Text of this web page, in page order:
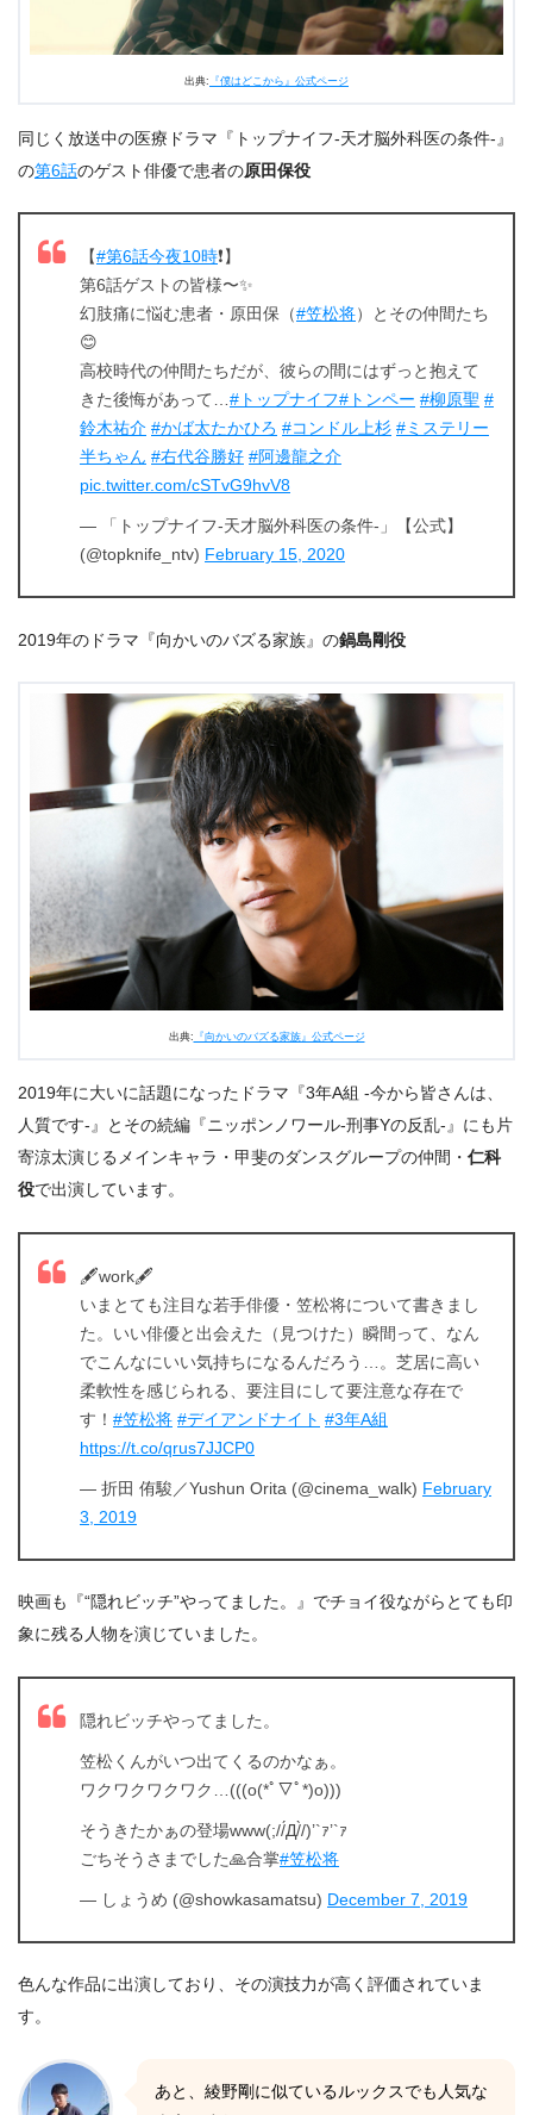
出典: 『僕はどこから』公式ページ
同じく放送中の医療ドラマ『トップナイフ-天才脳外科医の条件-』
の第6話のゲスト俳優で患者の原田保役
【#第6話今夜10時❗】
第6話ゲストの皆様〜✨
幻肢痛に悩む患者・原田保（#笠松将）とその仲間たち
😊
高校時代の仲間たちだが、彼らの間にはずっと抱えて
きた後悔があって… #トップナイフ#トンペー #柳原聖 #
鈴木祐介 #かば太たかひろ #コンドル上杉 #ミステリー
半ちゃん #右代谷勝好 #阿邊龍之介
pic.twitter.com/cSTvG9hvV8
— 「トップナイフ-天才脳外科医の条件-」【公式】
(@topknife_ntv) February 15, 2020
2019年のドラマ『向かいのバズる家族』の鍋島剛役
出典: 『向かいのバズる家族』公式ページ
2019年に大いに話題になったドラマ『3年A組 -今から皆さんは、
人質です-』とその続編『ニッポンノワール-刑事Yの反乱-』にも片
寄涼太演じるメインキャラ・甲斐のダンスグループの仲間・ 仁科
役で出演しています。
🖋work🖋
いまとても注目な若手俳優・笠松将について書きまし
た。いい俳優と出会えた（見つけた）瞬間って、なん
でこんなにいい気持ちになるんだろう…。芝居に高い
柔軟性を感じられる、要注目にして要注意な存在で
す！ #笠松将 #デイアンドナイト #3年A組
https://t.co/qrus7JJCP0
— 折田 侑駿／Yushun Orita (@cinema_walk) February
3, 2019
映画も『“隠れビッチ”やってました。』でチョイ役ながらとても印
象に残る人物を演じていました。
隠れビッチやってました。
笠松くんがいつ出てくるのかなぁ。
ワクワクワクワク…(((o(*ﾟ▽ﾟ*)o)))
そうきたかぁの登場www(;//́Д/̀/)’`ｧ’`ｧ
ごちそうさまでした🙏合掌#笠松将
— しょうめ (@showkasamatsu) December 7, 2019
色んな作品に出演しており、その演技力が高く評価されていま
す。
あと、綾野剛に似ているルックスでも人気な